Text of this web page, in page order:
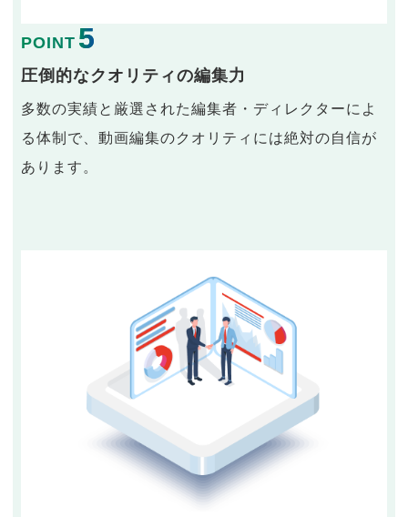
POINT 5
圧倒的なクオリティの編集力
多数の実績と厳選された編集者・ディレクターによ
る体制で、動画編集のクオリティには絶対の自信が
あります。